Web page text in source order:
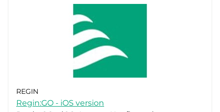
REGIN
Regin:GO - iOS version